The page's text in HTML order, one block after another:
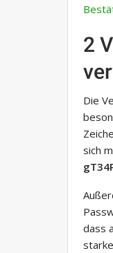
2
Die
sich
dass